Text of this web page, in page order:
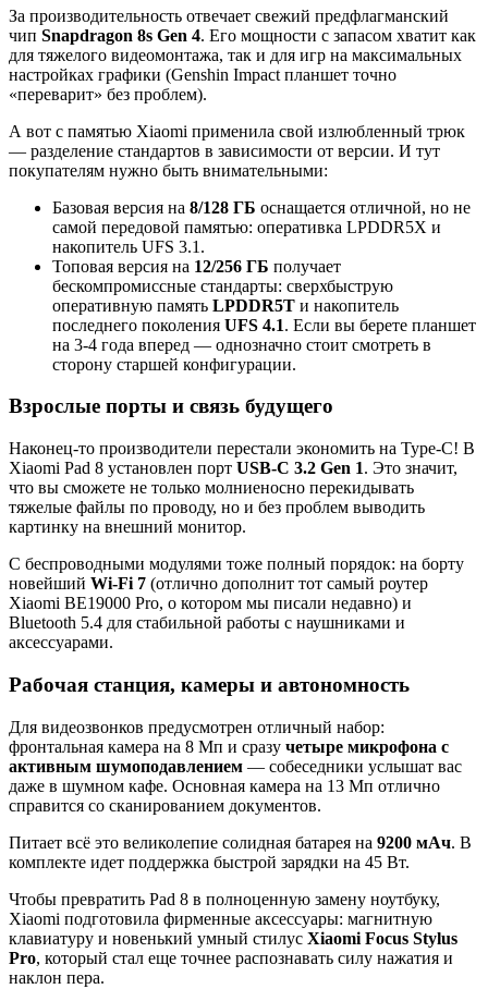
За производительность отвечает свежий предфлагманский
чип Snapdragon 8s Gen 4. Его мощности с запасом хватит как
для тяжелого видеомонтажа, так и для игр на максимальных
настройках графики (Genshin Impact планшет точно
«переварит» без проблем).
А вот с памятью Xiaomi применила свой излюбленный трюк
— разделение стандартов в зависимости от версии. И тут
покупателям нужно быть внимательными:
Базовая версия на 8/128 ГБ оснащается отличной, но не
самой передовой памятью: оперативка LPDDR5X и
накопитель UFS 3.1.
Топовая версия на 12/256 ГБ получает
бескомпромиссные стандарты: сверхбыструю
оперативную память LPDDR5T и накопитель
последнего поколения UFS 4.1. Если вы берете планшет
на 3-4 года вперед — однозначно стоит смотреть в
сторону старшей конфигурации.
Взрослые порты и связь будущего
Наконец-то производители перестали экономить на Type-C! В
Xiaomi Pad 8 установлен порт USB-C 3.2 Gen 1. Это значит,
что вы сможете не только молниеносно перекидывать
тяжелые файлы по проводу, но и без проблем выводить
картинку на внешний монитор.
С беспроводными модулями тоже полный порядок: на борту
новейший Wi-Fi 7 (отлично дополнит тот самый роутер
Xiaomi BE19000 Pro, о котором мы писали недавно) и
Bluetooth 5.4 для стабильной работы с наушниками и
аксессуарами.
Рабочая станция, камеры и автономность
Для видеозвонков предусмотрен отличный набор:
фронтальная камера на 8 Мп и сразу четыре микрофона с
активным шумоподавлением — собеседники услышат вас
даже в шумном кафе. Основная камера на 13 Мп отлично
справится со сканированием документов.
Питает всё это великолепие солидная батарея на 9200 мАч. В
комплекте идет поддержка быстрой зарядки на 45 Вт.
Чтобы превратить Pad 8 в полноценную замену ноутбуку,
Xiaomi подготовила фирменные аксессуары: магнитную
клавиатуру и новенький умный стилус Xiaomi Focus Stylus
Pro, который стал еще точнее распознавать силу нажатия и
наклон пера.